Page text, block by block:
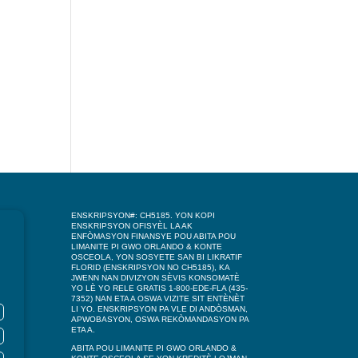
ENSKRIPSYON#: CH5185. YON KOPI
ENSKRIPSYON OFISYÈL LA AK
ENFÒMASYON FINANSYE POU ABITA POU
LIMANITE PI GWO ORLANDO & KONTE
OSCEOLA, YON SOSYETE SAN BI LIKRATIF
FLORID (ENSKRIPSYON NO CH5185), KA
JWENN NAN DIVIZYON SÈVIS KONSOMATÈ
YO LÈ YO RELE GRATIS 1-800-EDE-FLA (435-
7352) NAN ETA A OSWA VIZITE SIT ENTÈNÈT
LI YO. ENSKRIPSYON PA VLE DI ANDÒSMAN,
APWOBASYON, OSWA REKÒMANDASYON PA
ETA A.
ABITA POU LIMANITE PI GWO ORLANDO &